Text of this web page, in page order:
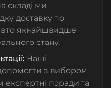
складі ми
доставку по
якнайшвидше
стану.
Наші
допомогти з вибором
експертні поради та